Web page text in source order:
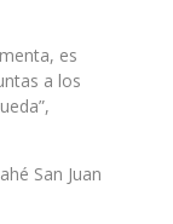
es
a los
San Juan